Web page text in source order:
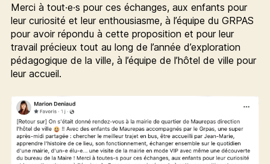
Merci à tout·e·s pour ces échanges, aux enfants pour
leur curiosité et leur enthousiasme, à l’équipe du GRPAS
pour avoir répondu à cette proposition et pour leur
travail précieux tout au long de l’année d’exploration
pédagogique de la ville, à l’équipe de l’hôtel de ville pour
leur accueil.